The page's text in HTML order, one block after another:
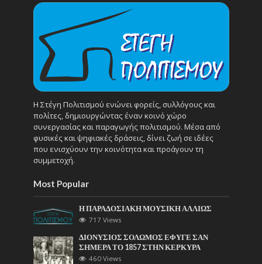
Η Στέγη Πολιτισμού ενώνει φορείς, συλλόγους και
πολίτες, δημιουργώντας έναν κοινό χώρο
συνεργασίας και παραγωγής πολιτισμού. Μέσα από
φυσικές και ψηφιακές δράσεις, δίνει ζωή σε ιδέες
που ενισχύουν την κοινότητα και προάγουν τη
συμμετοχή.
Most Popular
Η ΠΑΡΑΔΟΣΙΑΚΗ ΜΟΥΣΙΚΗ ΑΛΛΙΩΣ
717 Views
ΔΙΟΝΥΣΙΟΣ ΣΟΛΩΜΟΣ ΕΦΥΓΕ ΣΑΝ
ΣΗΜΕΡΑ ΤΟ 1857 ΣΤΗΝ ΚΕΡΚΥΡΑ
460 Views